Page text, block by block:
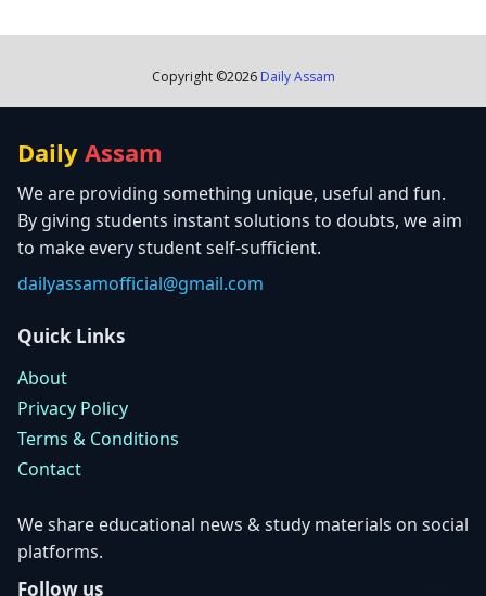
Copyright ©2026 Daily Assam
Daily Assam
We are providing something unique, useful and fun.
By giving students instant solutions to doubts, we aim
to make every student self-sufficient.
dailyassamofficial@gmail.com
Quick Links
About
Privacy Policy
Terms & Conditions
Contact
We share educational news & study materials on social
platforms.
Follow us